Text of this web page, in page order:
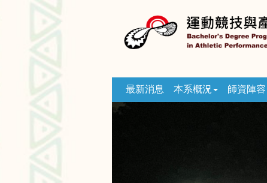
最新消息 本系概況 師資陣容